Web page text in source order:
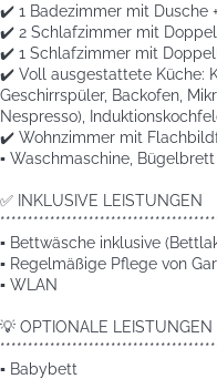
✔️ 1 Badezimmer mit Dusche
✔️ 2 Schlafzimmer mit
✔️ 1 Schlafzimmer mit
✔️ Voll ausgestattete Küche:
Geschirrspüler, Backofen,
Nespresso),
✔️ Wohnzimmer mit
▪️ Waschmaschine,
✅ INKLUSIVE LEISTUNGEN
▪️ Bettwäsche inklusive
▪️ Regelmäßige Pflege von
▪️ WLAN
💡 OPTIONALE
▪️ Babybett